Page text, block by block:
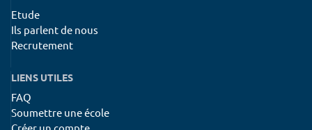
Etude
Ils parlent de nous
Recrutement
LIENS UTILES
FAQ
Soumettre une école